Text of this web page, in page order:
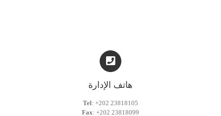
هاتف الإدارة
Tel: +202 23818105
Fax: +202 23818099